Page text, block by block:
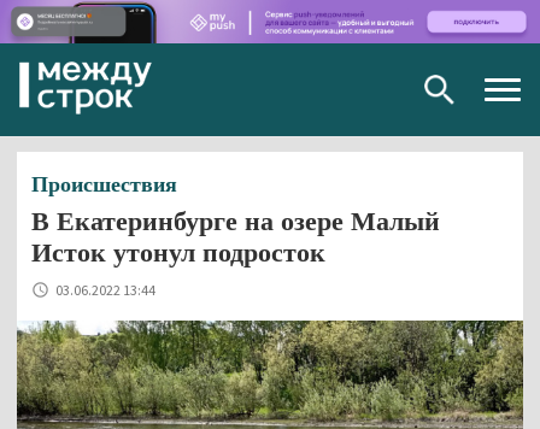
Происшествия
В Екатеринбурге на озере Малый
Исток утонул подросток
03.06.2022 13:44